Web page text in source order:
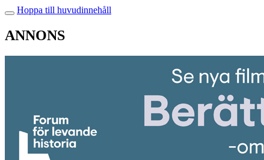
Hoppa till huvudinnehåll
ANNONS